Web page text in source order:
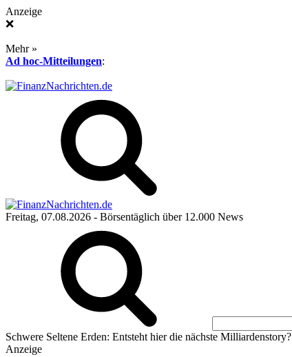
Anzeige
❌
Mehr »
Ad hoc-Mitteilungen:
Freitag, 07.08.2026 - Börsentäglich über 12.000 News
Schwere Seltene Erden: Entsteht hier die nächste Milliardenstory?
Anzeige